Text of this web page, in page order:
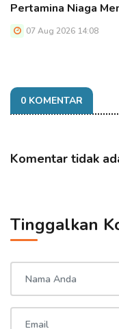
Pertamina Niaga
07 Aug 2026 14:08
0 KOMENTAR
Komentar tidak
Tinggalkan